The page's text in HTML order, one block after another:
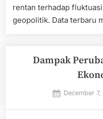
rentan terhadap
geopolitik. Data terbaru
Dampak
Posted
December